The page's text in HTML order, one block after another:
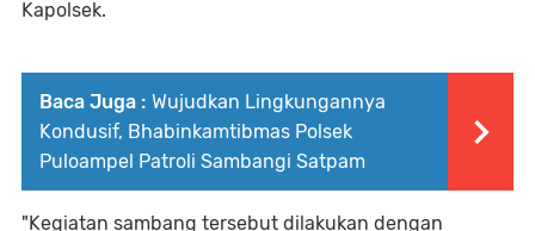
Kapolsek.
Baca Juga : Wujudkan Lingkungannya
Kondusif, Bhabinkamtibmas Polsek
Puloampel Patroli Sambangi Satpam
"Kegiatan sambang tersebut dilakukan dengan